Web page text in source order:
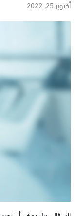
أكتوبر 25, 2022